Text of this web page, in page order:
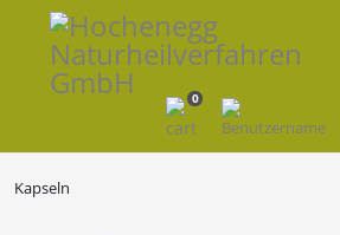
0
Kapseln